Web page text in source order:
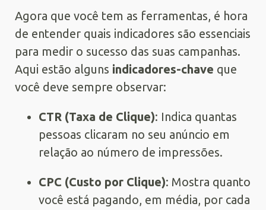
Agora que você tem as ferramentas, é hora
de entender quais indicadores são essenciais
para medir o sucesso das suas campanhas.
Aqui estão alguns indicadores-chave que
você deve sempre observar:
CTR (Taxa de Clique): Indica quantas
pessoas clicaram no seu anúncio em
relação ao número de impressões.
CPC (Custo por Clique): Mostra quanto
você está pagando, em média, por cada